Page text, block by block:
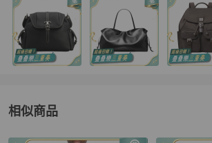
相似商品
更多相似Thom Browne女裝推薦精品